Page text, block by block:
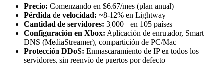
Precio: Comenzando en $6.67/mes (plan anual)
Pérdida de velocidad: ~8-12% en Lightway
Cantidad de servidores: 3,000+ en 105 países
Configuración en Xbox: Aplicación de enrutador, Smart
DNS (MediaStreamer), compartición de PC/Mac
Protección DDoS: Enmascaramiento de IP en todos los
servidores, sin reenvío de puertos por defecto